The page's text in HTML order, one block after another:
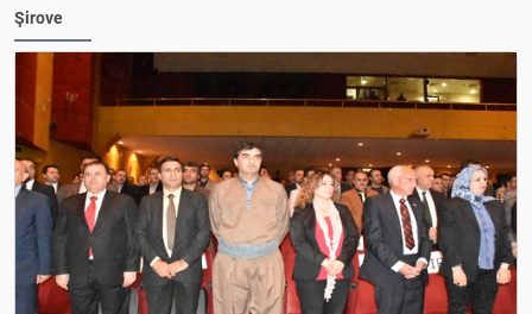
Şirove